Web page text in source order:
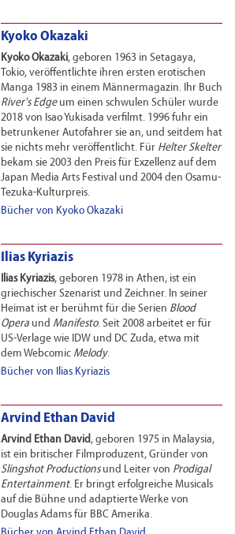
Kyoko Okazaki
Kyoko Okazaki, geboren 1963 in Setagaya,
Tokio, veröffentlichte ihren ersten erotischen
Manga 1983 in einem Männermagazin. Ihr Buch
River's Edgeum einen schwulen Schüler wurde
2018 von Isao Yukisada verfilmt. 1996 fuhr ein
betrunkener Autofahrer sie an, und seitdem hat
sie nichts mehr veröffentlicht. Für Helter Skelter
bekam sie 2003 den Preis für Exzellenz auf dem
Japan Media Arts Festival und 2004 den Osamu-
Tezuka-Kulturpreis.
Bücher von Kyoko Okazaki
Ilias Kyriazis
Ilias Kyriazis, geboren 1978 in Athen, ist ein
griechischer Szenarist und Zeichner. In seiner
Heimat ist er berühmt für die Serien Blood
Opera und Manifesto. Seit 2008 arbeitet er für
US-Verlage wie IDW und DC Zuda, etwa mit
dem Webcomic Melody.
Bücher von Ilias Kyriazis
Arvind Ethan David
Arvind Ethan David, geboren 1975 in Malaysia,
ist ein britischer Filmproduzent, Gründer von
Slingshot Productionsund Leiter von Prodigal
Entertainment. Er bringt erfolgreiche Musicals
auf die Bühne und adaptierte Werke von
Douglas Adams für BBC Amerika.